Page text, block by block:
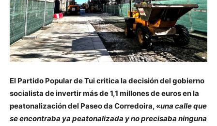
El Partido Popular de Tui critica la decisión del gobierno
socialista de invertir más de 1,1 millones de euros en la
peatonalización del Paseo da Corredoira, «una calle que
se encontraba ya peatonalizada y no precisaba ninguna